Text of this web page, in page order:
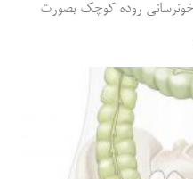
روده کوچک بصورت